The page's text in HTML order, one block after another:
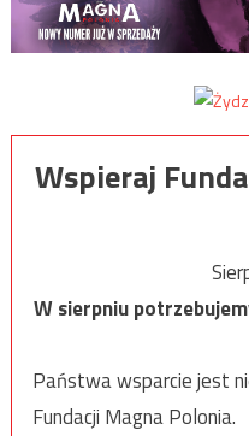
Wspieraj
W sierpniu
Państwa wsparcie jest
Fundacji Magna Polonia.